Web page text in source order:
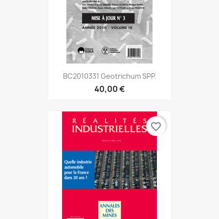
BC2010331 Geotrichum SPP.
40,00 €
favorite_border